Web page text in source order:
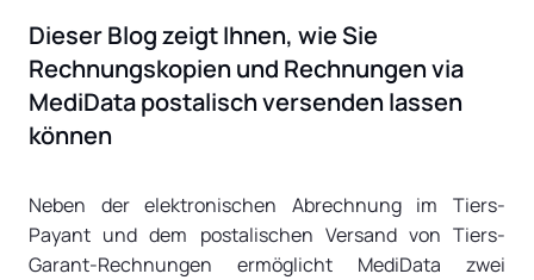
Dieser Blog zeigt Ihnen, wie Sie
Rechnungskopien und Rechnungen via
MediData postalisch versenden lassen
können
Neben der elektronischen Abrechnung im Tiers-
Payant und dem postalischen Versand von Tiers-
Garant-Rechnungen ermöglicht MediData zwei